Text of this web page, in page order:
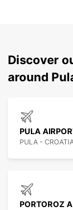
Discover
around
PULA
PULA -
PORTOROZ